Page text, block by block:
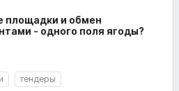
площадки и обмен
- одного поля ягоды?
тендеры